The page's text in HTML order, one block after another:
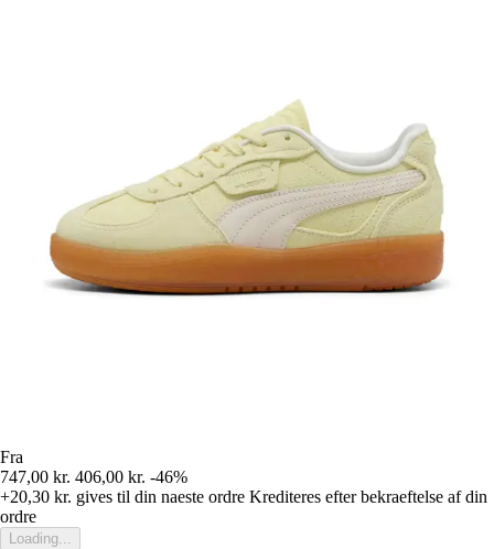
Fra
747,00 kr. 406,00 kr. -46%
+20,30 kr. gives til din naeste ordre Krediteres efter bekraeftelse af din
ordre
Loading...